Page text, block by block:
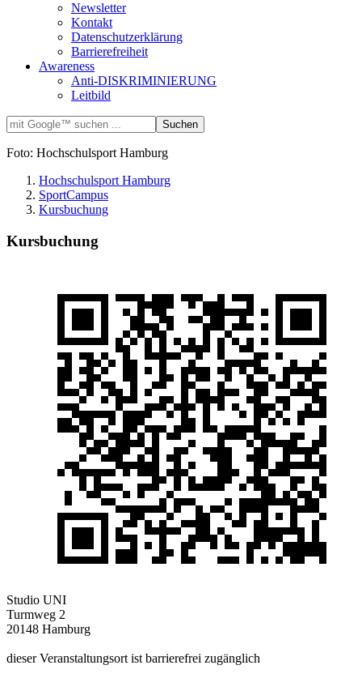
Newsletter
Kontakt
Datenschutzerklärung
Barrierefreiheit
Awareness
Anti-DISKRIMINIERUNG
Leitbild
Foto: Hochschulsport Hamburg
Hochschulsport Hamburg
SportCampus
Kursbuchung
Kursbuchung
Studio UNI
Turmweg 2
20148 Hamburg
dieser Veranstaltungsort ist barrierefrei zugänglich